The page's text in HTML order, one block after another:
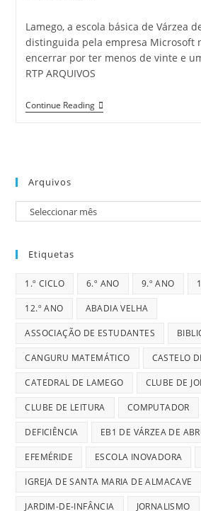
Lamego, a escola básica de Várzea
distinguida pela empresa Microsoft
encerrar por ter menos de vinte e
RTP ARQUIVOS
Continue ReadingEscola
Modelo
Arquivos
Arquivos
Etiquetas
1.º CICLO 6.º ANO 9.º ANO
12.º ANO ABADIA VELHA
ASSOCIAÇÃO DE ESTUDANTES
CANGURU MATEMÁTICO CASTELO
CATEDRAL DE LAMEGO CLUBE DE
CLUBE DE LEITURA COMPUTADOR
DEFICIÊNCIA EB1 DE VÁRZEA DE
EFEMÉRIDE ESCOLA INOVADORA
IGREJA DE SANTA MARIA DE ALMACAVE
JARDIM-DE-INFÂNCIA JORNALISMO